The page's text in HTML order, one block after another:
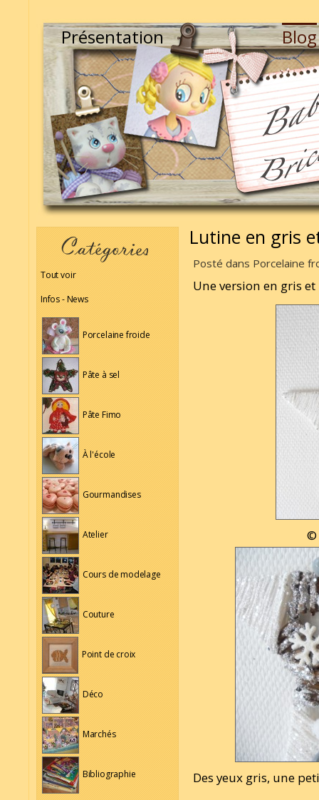
Présentation Blog
Tout voir
Infos - News
Porcelaine froide
Pâte à sel
Pâte Fimo
À l'école
Gourmandises
Atelier
Cours de modelage
Couture
Point de croix
Déco
Marchés
Bibliographie
Lutine en gris
Posté dans Porcelaine
Une version en gris
©
Des yeux gris, une